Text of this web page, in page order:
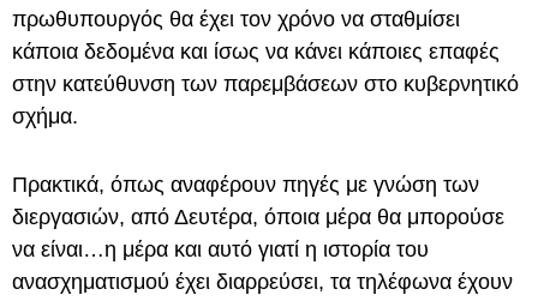
πρωθυπουργός θα έχει τον χρόνο να σταθμίσει
κάποια δεδομένα και ίσως να κάνει κάποιες επαφές
στην κατεύθυνση των παρεμβάσεων στο κυβερνητικό
σχήμα.
Πρακτικά, όπως αναφέρουν πηγές με γνώση των
διεργασιών, από Δευτέρα, όποια μέρα θα μπορούσε
να είναι…η μέρα και αυτό γιατί η ιστορία του
ανασχηματισμού έχει διαρρεύσει, τα τηλέφωνα έχουν